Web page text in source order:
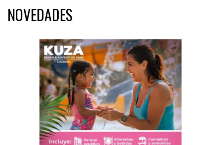
NOVEDADES